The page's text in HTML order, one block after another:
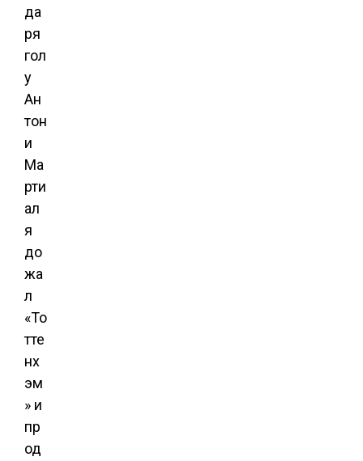
да
ря
гол
у
Ан
тон
и
Ма
рти
ал
я
до
жа
л
«То
тте
нх
эм
» и
пр
од